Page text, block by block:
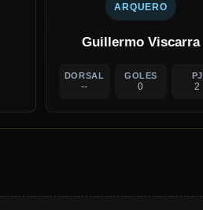
ARQUERO
Guillermo Viscarra
DORSAL
--
GOLES
0
PJ
2